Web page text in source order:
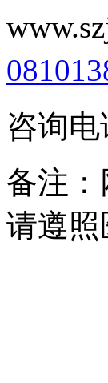
咨询电
备注
请遵照